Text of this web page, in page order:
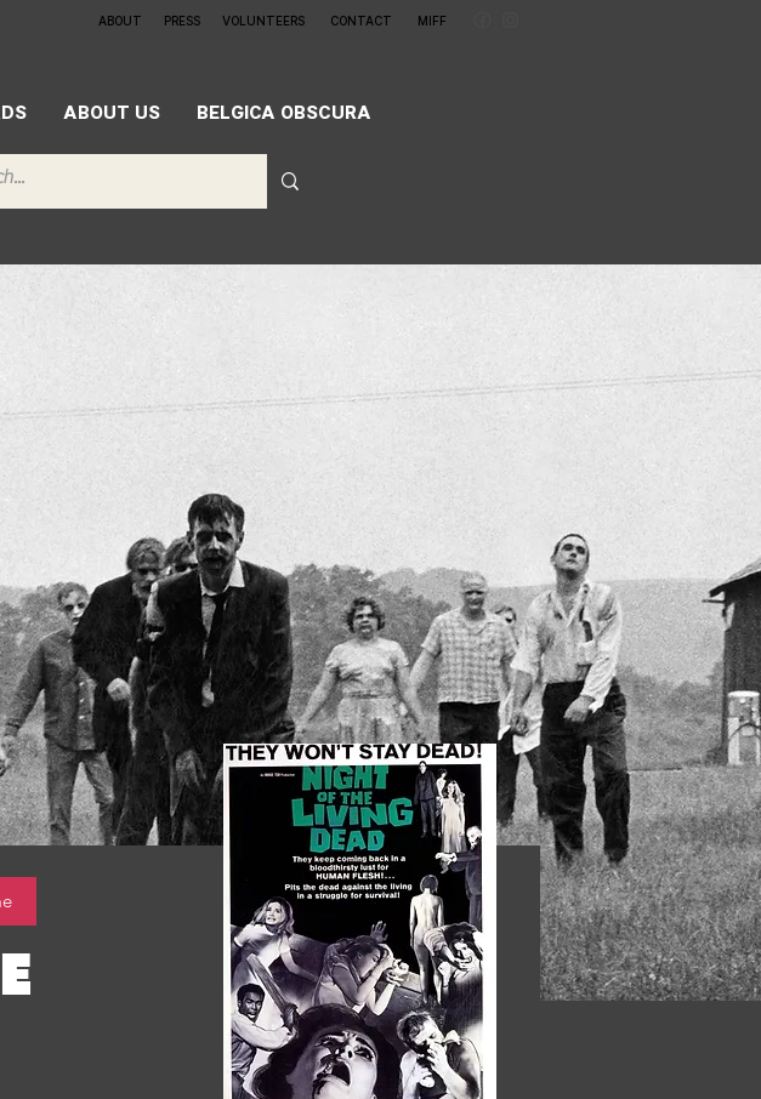
ABOUT PRESS VOLUNTEERS CONTACT MIFF
ABOUT US BELGICA OBSCURA